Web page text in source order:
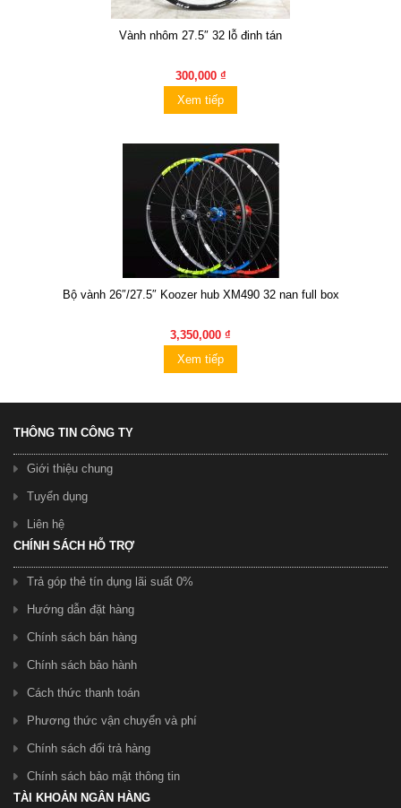
Vành nhôm 27.5″ 32 lỗ đinh tán
300,000 ₫
Xem tiếp
Bộ vành 26″/27.5″ Koozer hub XM490 32 nan full box
3,350,000 ₫
Xem tiếp
THÔNG TIN CÔNG TY
Giới thiệu chung
Tuyển dụng
Liên hệ
CHÍNH SÁCH HỖ TRỢ
Trả góp thẻ tín dụng lãi suất 0%
Hướng dẫn đặt hàng
Chính sách bán hàng
Chính sách bảo hành
Cách thức thanh toán
Phương thức vận chuyển và phí
Chính sách đổi trả hàng
Chính sách bảo mật thông tin
TÀI KHOẢN NGÂN HÀNG